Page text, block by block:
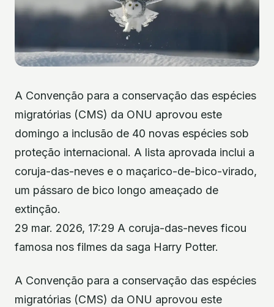
A Convenção para a conservação das espécies
migratórias (CMS) da ONU aprovou este
domingo a inclusão de 40 novas espécies sob
proteção internacional. A lista aprovada inclui a
coruja-das-neves e o maçarico-de-bico-virado,
um pássaro de bico longo ameaçado de
extinção.
29 mar. 2026, 17:29 A coruja-das-neves ficou
famosa nos filmes da saga Harry Potter.
A Convenção para a conservação das espécies
migratórias (CMS) da ONU aprovou este